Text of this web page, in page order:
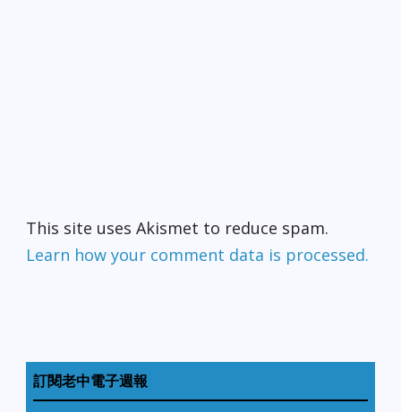
This site uses Akismet to reduce spam.
Learn how your comment data is processed.
訂閱老中電子週報